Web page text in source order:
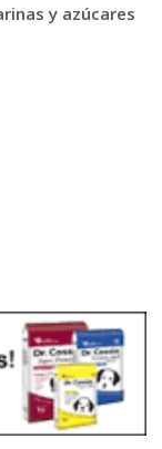
y azúcares